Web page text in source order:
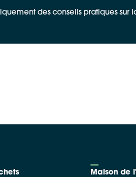
des conseils pratiques sur
Maison de